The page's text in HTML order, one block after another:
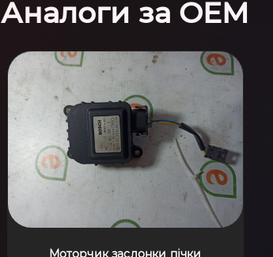
Аналоги за OEM
Моторчик заслонки пічки